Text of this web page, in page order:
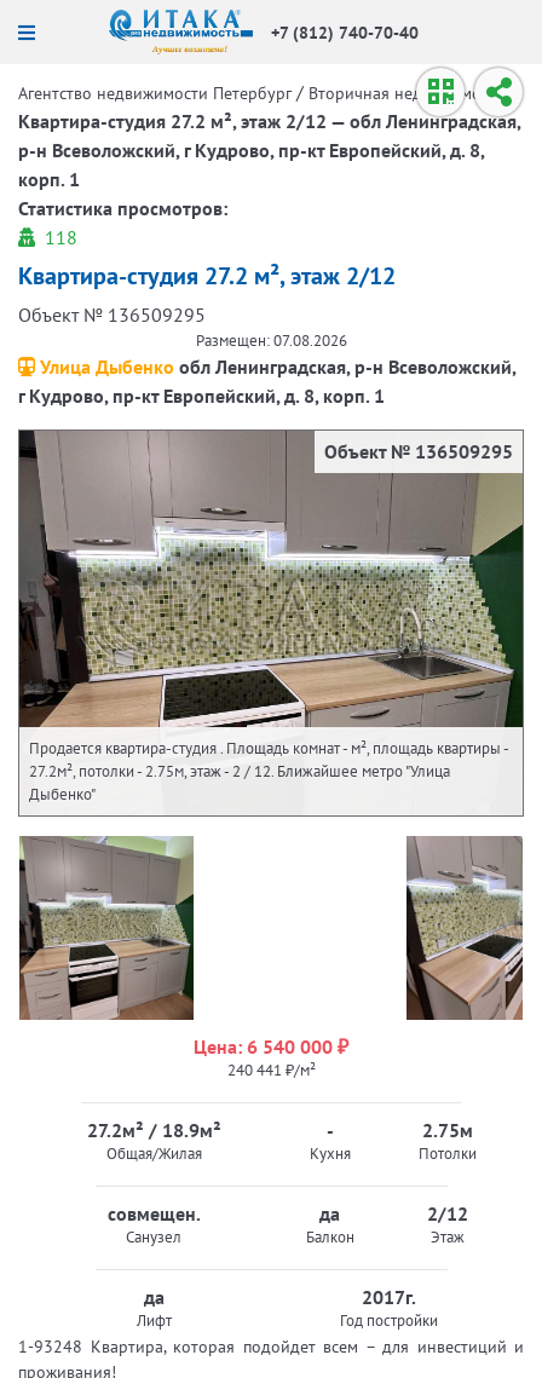
+7 (812) 740-70-40
Агентство недвижимости Петербург / Вторичная недвижимость /
Квартира-студия 27.2 м², этаж 2/12 — обл Ленинградская,
р-н Всеволожский, г Кудрово, пр-кт Европейский, д. 8,
корп. 1
Статистика просмотров:
118
Квартира-студия 27.2 м², этаж 2/12
Объект № 136509295
Размещен: 07.08.2026
Улица Дыбенко обл Ленинградская, р-н Всеволожский,
г Кудрово, пр-кт Европейский, д. 8, корп. 1
Объект № 136509295
Продается квартира-студия . Площадь комнат - м², площадь квартиры -
27.2м², потолки - 2.75м, этаж - 2 / 12. Ближайшее метро "Улица
Дыбенко"
Цена: 6 540 000 ₽
240 441 ₽/м²
27.2м² / 18.9м²
Общая/Жилая
-
Кухня
2.75м
Потолки
совмещен.
Санузел
да
Балкон
2/12
Этаж
да
Лифт
2017г.
Год постройки
1-93248 Квартира, которая подойдет всем – для инвестиций и
проживания!